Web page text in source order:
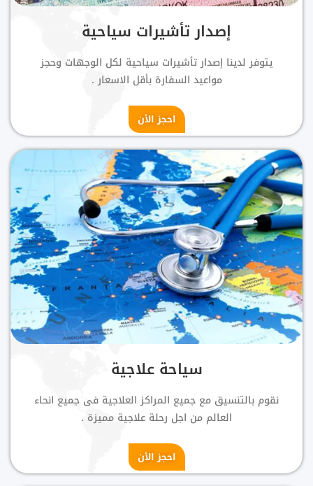
إصدار تأشيرات سياحية
يتوفر لدينا إصدار تأشيرات سياحية لكل الوجهات وحجز
مواعيد السفارة بأقل الاسعار .
احجز الأن
سياحة علاجية
نقوم بالتنسيق مع جميع المراكز العلاجية فى جميع انحاء
العالم من اجل رحلة علاجية مميزة .
احجز الأن